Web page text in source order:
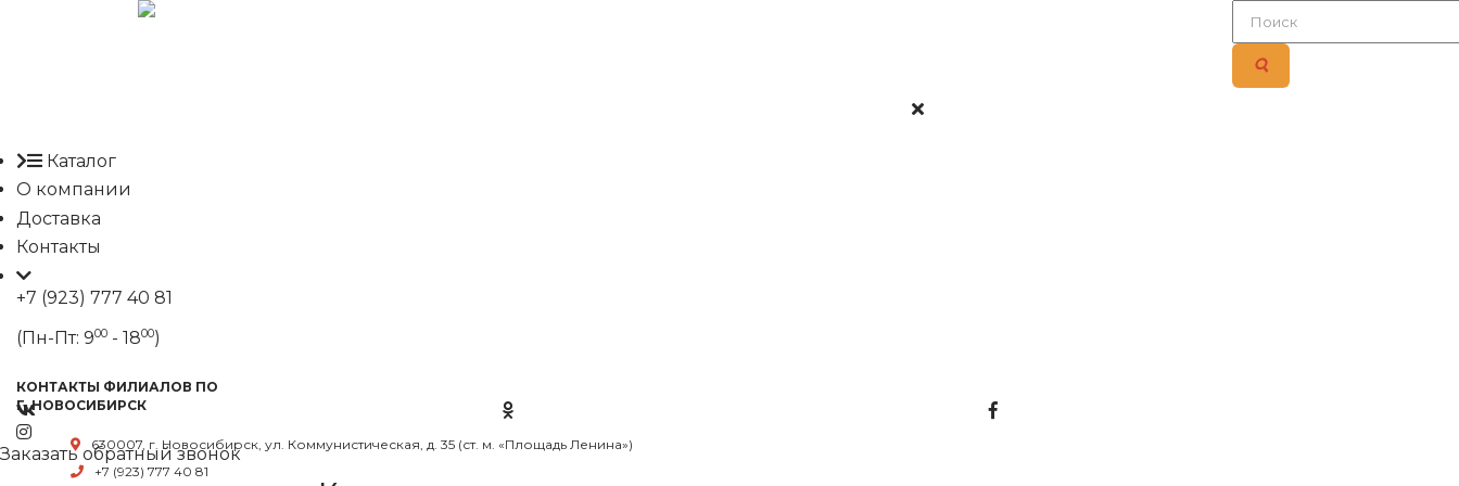
Каталог
О компании
Доставка
Контакты
+7 (923) 777 40 81
(Пн-Пт: 900 - 1800)
КОНТАКТЫ ФИЛИАЛОВ ПО
Г. НОВОСИБИРСК
630007, г. Новосибирск, ул. Коммунистическая, д. 35 (ст. м. «Площадь Ленина»)
+7 (923) 777 40 81
Заказать обратный звонок